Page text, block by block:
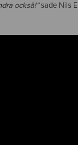
också!”sade Nils